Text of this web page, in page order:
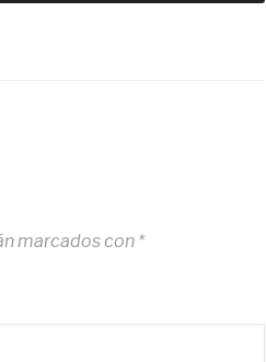
marcados con *